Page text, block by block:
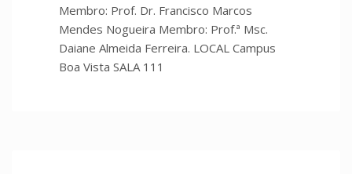
Membro: Prof. Dr. Francisco Marcos
Mendes Nogueira Membro: Prof.ª Msc.
Daiane Almeida Ferreira. LOCAL Campus
Boa Vista SALA 111